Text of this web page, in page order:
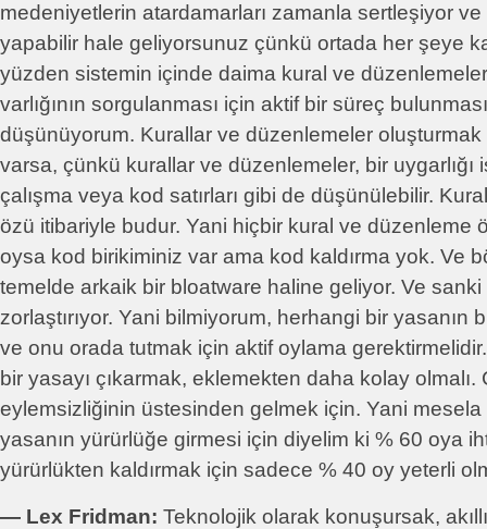
medeniyetlerin atardamarları zamanla sertleşiyor
yapabilir hale geliyorsunuz çünkü ortada her şeye
yüzden sistemin içinde daima kural ve
varlığının sorgulanması için aktif bir süreç
düşünüyorum. Kurallar ve düzenlemeler
varsa, çünkü kurallar ve düzenlemeler, bir
çalışma veya kod satırları gibi de düşünülebilir.
özü itibariyle budur. Yani hiçbir kural ve düzenleme
oysa kod birikiminiz var ama kod kaldırma yok. Ve
temelde arkaik bir bloatware haline geliyor. Ve
zorlaştırıyor. Yani bilmiyorum, herhangi bir yasanın
ve onu orada tutmak için aktif oylama
bir yasayı çıkarmak, eklemekten daha kolay olmalı.
eylemsizliğinin üstesinden gelmek için. Yani mesela
yasanın yürürlüğe girmesi için diyelim ki % 60 oya
yürürlükten kaldırmak için sadece % 40 oy yeterli
― Lex Fridman: Teknolojik olarak konuşursak,